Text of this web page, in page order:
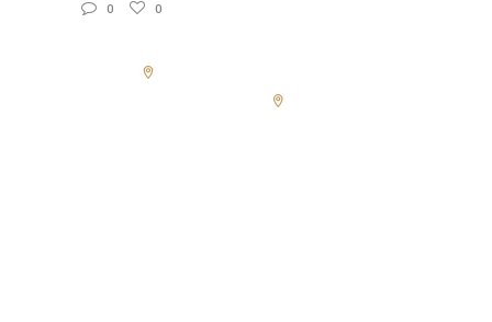
0 0